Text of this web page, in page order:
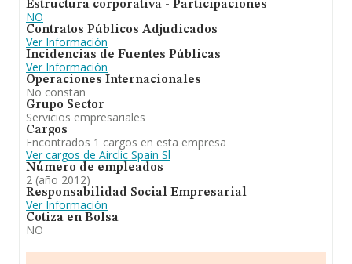
Estructura corporativa - Participaciones
NO
Contratos Públicos Adjudicados
Ver Información
Incidencias de Fuentes Públicas
Ver Información
Operaciones Internacionales
No constan
Grupo Sector
Servicios empresariales
Cargos
Encontrados 1 cargos en esta empresa
Ver cargos de Airclic Spain Sl
Número de empleados
2 (año 2012)
Responsabilidad Social Empresarial
Ver Información
Cotiza en Bolsa
NO